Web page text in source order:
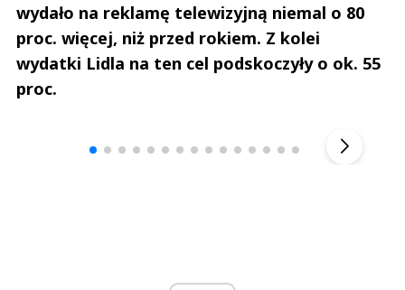
wydało na reklamę telewizyjną niemal o 80
proc. więcej, niż przed rokiem. Z kolei
wydatki Lidla na ten cel podskoczyły o ok. 55
proc.